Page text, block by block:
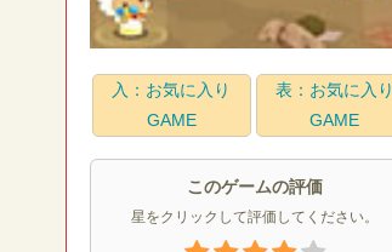
入：お気に入り
GAME
表：お気に入り
GAME
このゲームの評価
星をクリックして評価してください。